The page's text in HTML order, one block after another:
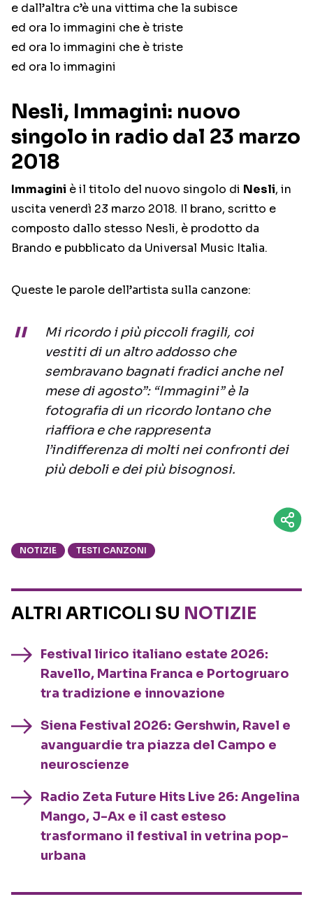
e dall’altra c’è una vittima che la subisce
ed ora lo immagini che è triste
ed ora lo immagini che è triste
ed ora lo immagini
Nesli, Immagini: nuovo
singolo in radio dal 23 marzo
2018
Immagini è il titolo del nuovo singolo di Nesli, in
uscita venerdì 23 marzo 2018. Il brano, scritto e
composto dallo stesso Nesli, è prodotto da
Brando e pubblicato da Universal Music Italia.
Queste le parole dell’artista sulla canzone:
Mi ricordo i più piccoli fragili, coi
vestiti di un altro addosso che
sembravano bagnati fradici anche nel
mese di agosto”: “Immagini” è la
fotografia di un ricordo lontano che
riaffiora e che rappresenta
l’indifferenza di molti nei confronti dei
più deboli e dei più bisognosi.
NOTIZIE TESTI CANZONI
ALTRI ARTICOLI SU NOTIZIE
Festival lirico italiano estate 2026:
Ravello, Martina Franca e Portogruaro
tra tradizione e innovazione
Siena Festival 2026: Gershwin, Ravel e
avanguardie tra piazza del Campo e
neuroscienze
Radio Zeta Future Hits Live 26: Angelina
Mango, J-Ax e il cast esteso
trasformano il festival in vetrina pop-
urbana